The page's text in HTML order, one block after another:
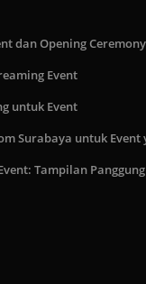
dan Opening Ceremony
Event
untuk Event
Surabaya untuk
Tampilan